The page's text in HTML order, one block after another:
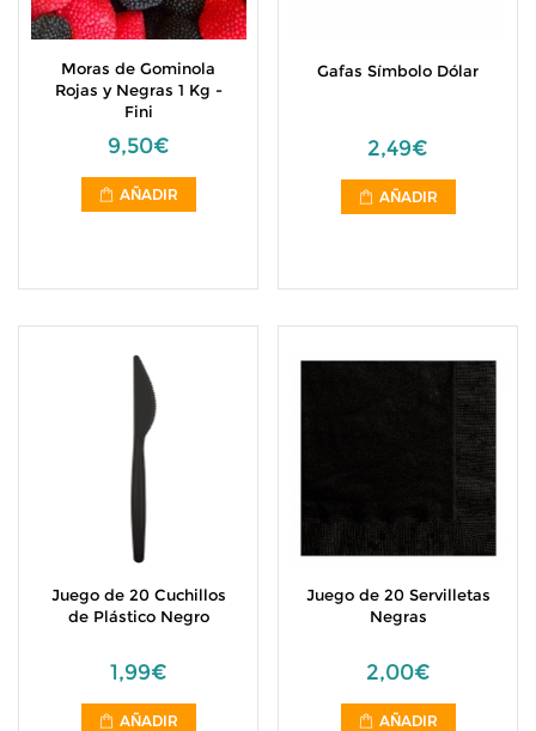
Moras de Gominola
Rojas y Negras 1 Kg -
Fini
9,50€
AÑADIR
Gafas Símbolo Dólar
2,49€
AÑADIR
Juego de 20 Cuchillos
de Plástico Negro
1,99€
AÑADIR
Juego de 20 Servilletas
Negras
2,00€
AÑADIR